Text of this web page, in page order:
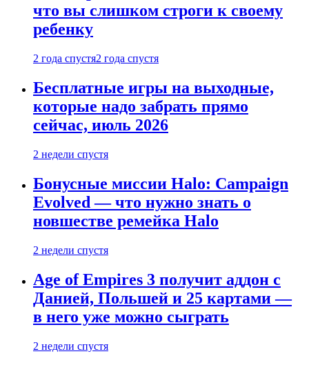
что вы слишком строги к своему
ребенку
2 года спустя2 года спустя
Бесплатные игры на выходные,
которые надо забрать прямо
сейчас, июль 2026
2 недели спустя
Бонусные миссии Halo: Campaign
Evolved — что нужно знать о
новшестве ремейка Halo
2 недели спустя
Age of Empires 3 получит аддон с
Данией, Польшей и 25 картами —
в него уже можно сыграть
2 недели спустя